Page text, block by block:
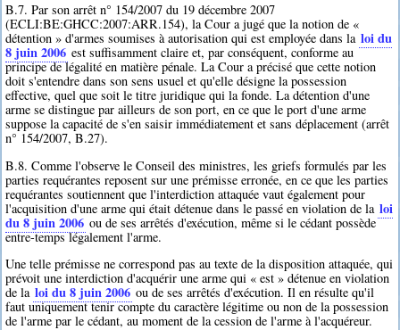
B.7. Par son arrêt n° 154/2007 du 19 décembre 2007
(ECLI:BE:GHCC:2007:ARR.154), la Cour a jugé que la notion de «
détention » d'armes soumises à autorisation qui est employée dans la loi du
8 juin 2006 est suffisamment claire et, par conséquent, conforme au
principe de légalité en matière pénale. La Cour a précisé que cette notion
doit s'entendre dans son sens usuel et qu'elle désigne la possession
effective, quel que soit le titre juridique qui la fonde. La détention d'une
arme se distingue par ailleurs de son port, en ce que le port d'une arme
suppose la capacité de s'en saisir immédiatement et sans déplacement (arrêt
n° 154/2007, B.27).
B.8. Comme l'observe le Conseil des ministres, les griefs formulés par les
parties requérantes reposent sur une prémisse erronée, en ce que les parties
requérantes soutiennent que l'interdiction attaquée vaut également pour
l'acquisition d'une arme qui était détenue dans le passé en violation de la loi
du 8 juin 2006 ou de ses arrêtés d'exécution, même si le cédant possède
entre-temps légalement l'arme.
Une telle prémisse ne correspond pas au texte de la disposition attaquée, qui
prévoit une interdiction d'acquérir une arme qui « est » détenue en violation
de la loi du 8 juin 2006 ou de ses arrêtés d'exécution. Il en résulte qu'il
faut uniquement tenir compte du caractère légitime ou non de la possession
de l'arme par le cédant, au moment de la cession de l'arme à l'acquéreur.